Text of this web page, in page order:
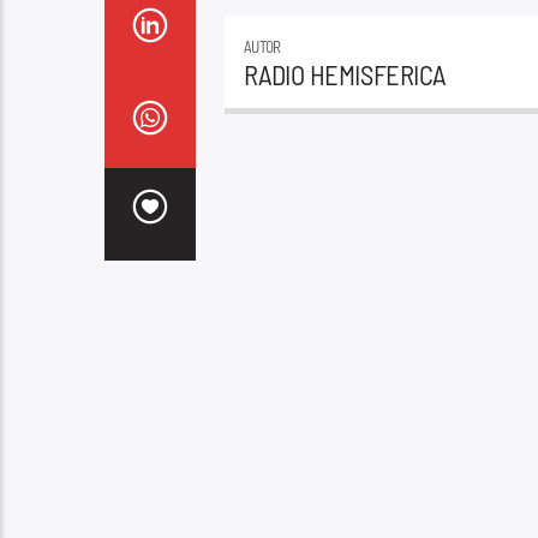
AUTOR
RADIO HEMISFERICA